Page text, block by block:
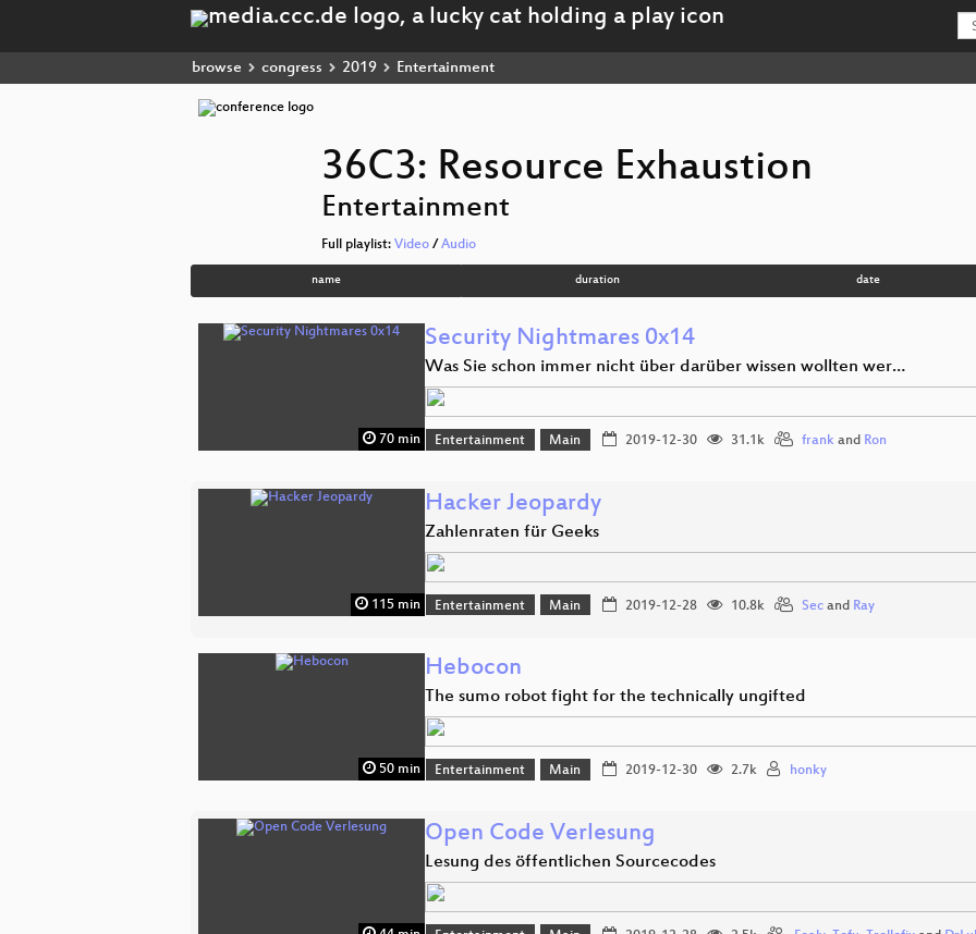
browse congress 2019 Entertainment
36C3: Resource Exhaustion
Entertainment
Full playlist: Video / Audio
name duration date
70 min
Security Nightmares 0x14
Was Sie schon immer nicht über darüber wissen wollten wer…
Entertainment Main 2019-12-30 31.1k frankand Ron
115 min
Hacker Jeopardy
Zahlenraten für Geeks
Entertainment Main 2019-12-28 10.8k Secand Ray
50 min
Hebocon
The sumo robot fight for the technically ungifted
Entertainment Main 2019-12-30 2.7k honky
Open Code Verlesung
Lesung des öffentlichen Sourcecodes